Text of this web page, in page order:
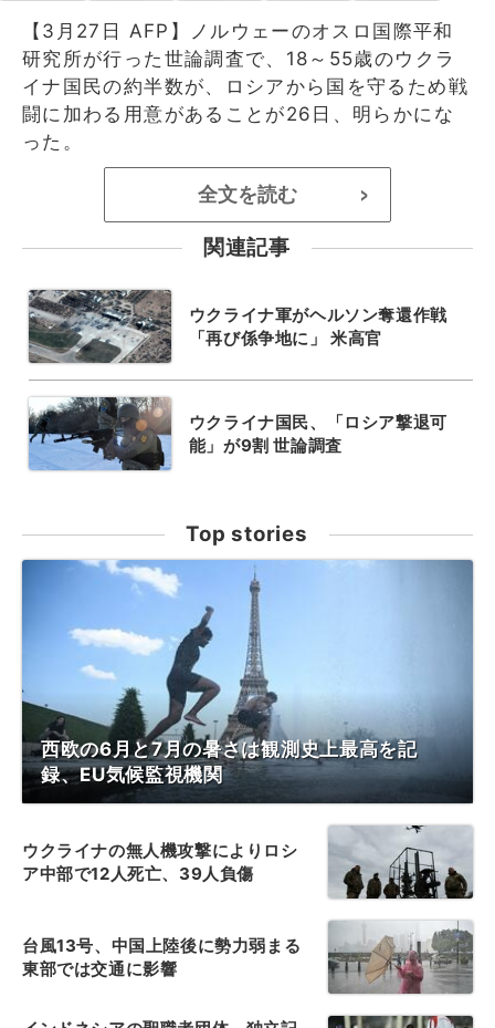
【3月27日 AFP】ノルウェーのオスロ国際平和
研究所が行った世論調査で、18～55歳のウクラ
イナ国民の約半数が、ロシアから国を守るため戦
闘に加わる用意があることが26日、明らかにな
った。
全文を読む >
関連記事
ウクライナ軍がヘルソン奪還作戦
「再び係争地に」 米高官
ウクライナ国民、「ロシア撃退可
能」が9割 世論調査
Top stories
西欧の6月と7月の暑さは観測史上最高を記
録、EU気候監視機関
ウクライナの無人機攻撃によりロシ
ア中部で12人死亡、39人負傷
台風13号、中国上陸後に勢力弱まる
東部では交通に影響